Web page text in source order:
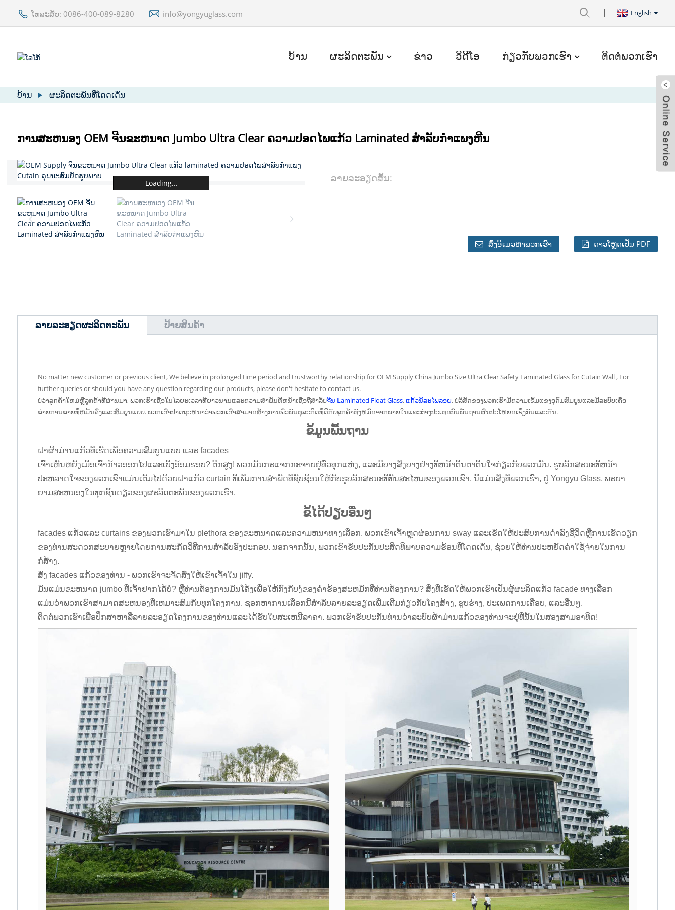
ໂທລະສັບ: 0086-400-089-8280 info@yongyuglass.com English
ບ້ານ ຜະລິດຕະພັນ ຂ່າວ ວິດີໂອ ກ່ຽວກັບພວກເຮົາ ຕິດຕໍ່ພວກເຮົາ
ບ້ານ ຜະລິດຕະພັນທີ່ໂດດເດັ່ນ
ການສະຫນອງ OEM ຈີນຂະຫນາດ Jumbo Ultra Clear ຄວາມປອດໄພແກ້ວ Laminated ສໍາລັບກໍາແພງຫີນ
Loading... ລາຍ​ລະ​ອຽດ​ສັ້ນ​:
ສົ່ງອີເມວຫາພວກເຮົາ ດາວໂຫຼດເປັນ PDF
ລາຍລະອຽດຜະລິດຕະພັນ ປ້າຍສິນຄ້າ
No matter new customer or previous client, We believe in prolonged time period and trustworthy relationship for OEM Supply China Jumbo Size Ultra Clear Safety Laminated Glass for Cutain Wall , For
further queries or should you have any question regarding our products, please don't hesitate to contact us.
ບໍ່ວ່າລູກຄ້າໃຫມ່ຫຼືລູກຄ້າທີ່ຜ່ານມາ, ພວກເຮົາເຊື່ອໃນໄລຍະເວລາທີ່ຍາວນານແລະຄວາມສໍາພັນທີ່ຫນ້າເຊື່ອຖືສໍາລັບຈີນ Laminated Float Glass,ແກ້ວນິລະໄພລອຍ, ບໍລິສັດຂອງພວກເຮົາມີຄວາມເຂັ້ມແຂງອຸດົມສົມບູນແລະມີລະບົບເຄືອ
ຂ່າຍການຂາຍທີ່ຫມັ້ນຄົງແລະສົມບູນແບບ. ພວກ​ເຮົາ​ປາດ​ຖະ​ຫນາ​ວ່າ​ພວກ​ເຮົາ​ສາ​ມາດ​ສ້າງ​ການ​ພົວ​ພັນ​ທຸ​ລະ​ກິດ​ທີ່​ດີ​ກັບ​ລູກ​ຄ້າ​ທັງ​ຫມົດ​ຈາກ​ພາຍ​ໃນ​ແລະ​ຕ່າງ​ປະ​ເທດ​ບົນ​ພື້ນ​ຖານ​ຜົນ​ປະ​ໂຫຍດ​ເຊິ່ງ​ກັນ​ແລະ​ກັນ​.
ຂໍ້ມູນພື້ນຖານ
ຝາຜ້າມ່ານແກ້ວທີ່ເຮັດເພື່ອຄວາມສົມບູນແບບ ແລະ facades
ເຈົ້າເຫັນຫຍັງເມື່ອເຈົ້າກ້າວອອກໄປແລະເບິ່ງອ້ອມຮອບ? ຕຶກສູງ! ພວກມັນກະແຈກກະຈາຍຢູ່ທົ່ວທຸກແຫ່ງ, ແລະມີບາງສິ່ງບາງຢ່າງທີ່ຫນ້າຕື່ນຕາຕື່ນໃຈກ່ຽວກັບພວກມັນ. ຮູບລັກສະນະທີ່ຫນ້າ
ປະຫລາດໃຈຂອງພວກເຂົາແມ່ນເຕັມໄປດ້ວຍຝາແກ້ວ curtain ທີ່ເພີ່ມການສໍາພັດທີ່ຊັບຊ້ອນໃຫ້ກັບຮູບລັກສະນະທີ່ທັນສະໄຫມຂອງພວກເຂົາ. ນີ້ແມ່ນສິ່ງທີ່ພວກເຮົາ, ຢູ່ Yongyu Glass, ພະຍາ
ຍາມສະຫນອງໃນທຸກຊິ້ນດຽວຂອງຜະລິດຕະພັນຂອງພວກເຮົາ.
ຂໍ້ໄດ້ປຽບອື່ນໆ
facades ແກ້ວແລະ curtains ຂອງພວກເຮົາມາໃນ plethora ຂອງຂະຫນາດແລະຄວາມຫນາທາງເລືອກ. ພວກເຂົາເຈົ້າຫຼຸດຜ່ອນການ sway ແລະເຮັດໃຫ້ປະສົບການດໍາລົງຊີວິດຫຼືການເຮັດວຽກ
ຂອງທ່ານສະດວກສະບາຍຫຼາຍໂດຍການສະກັດວິທີການສໍາລັບອົງປະກອບ. ນອກຈາກນັ້ນ, ພວກເຂົາຮັບປະກັນປະສິດທິພາບຄວາມຮ້ອນທີ່ໂດດເດັ່ນ, ຊ່ວຍໃຫ້ທ່ານປະຫຍັດຄ່າໃຊ້ຈ່າຍໃນການ
ກໍ່ສ້າງ.
ສັ່ງ facades ແກ້ວຂອງທ່ານ - ພວກເຮົາຈະຈັດສົ່ງໃຫ້ເຂົາເຈົ້າໃນ jiffy.
ມັນແມ່ນຂະຫນາດ jumbo ທີ່ເຈົ້າຢາກໄດ້ບໍ? ຫຼືທ່ານຕ້ອງການມັນໂຄ້ງເພື່ອໃຫ້ກົງກັບງໍຂອງຄໍາຮ້ອງສະຫມັກທີ່ທ່ານຕ້ອງການ? ສິ່ງທີ່ເຮັດໃຫ້ພວກເຮົາເປັນຜູ້ຜະລິດແກ້ວ facade ທາງເລືອກ
ແມ່ນວ່າພວກເຮົາສາມາດສະຫນອງທີ່ເຫມາະສົມກັບທຸກໂຄງການ. ຊອກຫາການເລືອກນີ້ສໍາລັບລາຍລະອຽດເພີ່ມເຕີມກ່ຽວກັບໂຄງສ້າງ, ຮູບຮ່າງ, ປະເພດການເຄືອບ, ແລະອື່ນໆ.
ຕິດຕໍ່ພວກເຮົາເພື່ອປຶກສາຫາລືລາຍລະອຽດໂຄງການຂອງທ່ານແລະໄດ້ຮັບໃບສະເຫນີລາຄາ. ພວກເຮົາຮັບປະກັນທ່ານວ່າລະບົບຜ້າມ່ານແກ້ວຂອງທ່ານຈະຢູ່ທີ່ນັ້ນໃນສອງສາມອາທິດ!